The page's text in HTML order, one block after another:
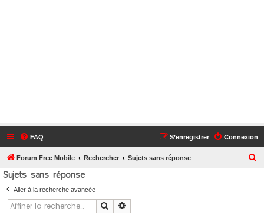
FAQ Connexion
S’enregistrer
Forum Free Mobile Rechercher Sujets sans réponse
Sujets sans réponse
Aller à la recherche avancée
Rechercher